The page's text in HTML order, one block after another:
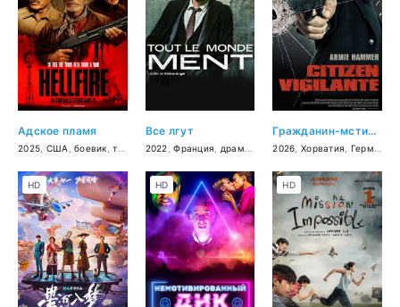
Адское пламя
2025 США ,боевик ,триллер ,криминал
Все лгут
2022 ,Франция драма криминал
Гражданин-мститель
2026 Хорватия Германия
HD HD HD